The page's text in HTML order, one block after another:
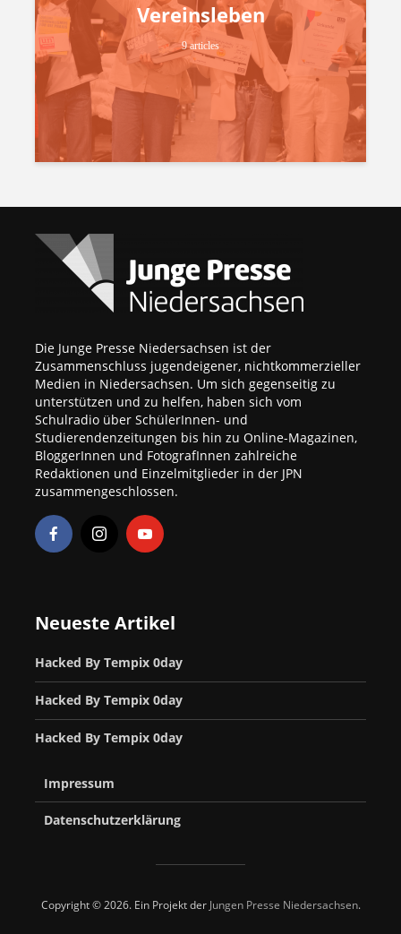
Vereinsleben
9 articles
Die Junge Presse Niedersachsen ist der
Zusammenschluss jugendeigener, nichtkommerzieller
Medien in Niedersachsen. Um sich gegenseitig zu
unterstützen und zu helfen, haben sich vom
Schulradio über SchülerInnen- und
Studierendenzeitungen bis hin zu Online-Magazinen,
BloggerInnen und FotografInnen zahlreiche
Redaktionen und Einzelmitglieder in der JPN
zusammengeschlossen.
Neueste Artikel
Hacked By Tempix 0day
Hacked By Tempix 0day
Hacked By Tempix 0day
Impressum
Datenschutzerklärung
Copyright © 2026. Ein Projekt der Jungen Presse Niedersachsen.